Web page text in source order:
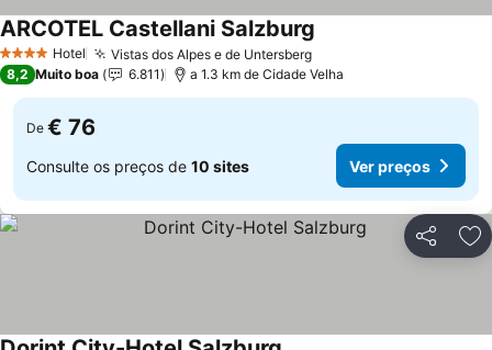
4 EstrelasHotel Vistas dos Alpes e de UntersbergVer preços
ARCOTEL Castellani Salzburg
8,2 Muito boa 6.811 a 1.3 km de Cidade Velha
De € 76
Consulte os preços de 10 sites Ver preços
Partilhar